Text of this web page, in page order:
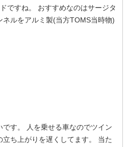
ですね。 おすすめなのはサージタ
ネルをアルミ製(当方TOMS当時物)
です。 人を乗せる車なのでツイン
ち上がりを遅くしてます。 当た